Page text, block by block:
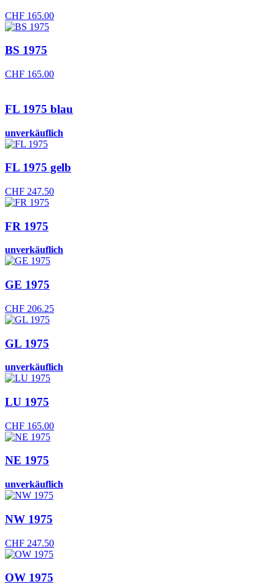
CHF 165.00
BS 1975
CHF 165.00
FL 1975 blau
unverkäuflich
FL 1975 gelb
CHF 247.50
FR 1975
unverkäuflich
GE 1975
CHF 206.25
GL 1975
unverkäuflich
LU 1975
CHF 165.00
NE 1975
unverkäuflich
NW 1975
CHF 247.50
OW 1975